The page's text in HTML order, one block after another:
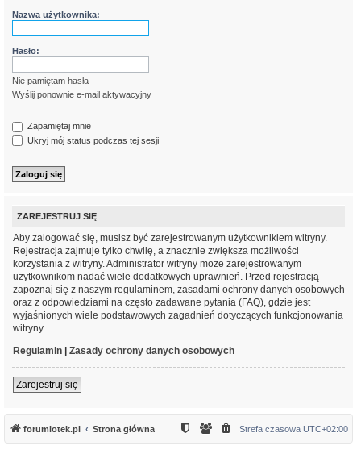
Nazwa użytkownika:
Hasło:
Nie pamiętam hasła
Wyślij ponownie e-mail aktywacyjny
Zapamiętaj mnie
Ukryj mój status podczas tej sesji
ZAREJESTRUJ SIĘ
Aby zalogować się, musisz być zarejestrowanym użytkownikiem witryny.
Rejestracja zajmuje tylko chwilę, a znacznie zwiększa możliwości
korzystania z witryny. Administrator witryny może zarejestrowanym
użytkownikom nadać wiele dodatkowych uprawnień. Przed rejestracją
zapoznaj się z naszym regulaminem, zasadami ochrony danych osobowych
oraz z odpowiedziami na często zadawane pytania (FAQ), gdzie jest
wyjaśnionych wiele podstawowych zagadnień dotyczących funkcjonowania
witryny.
Regulamin
Zasady ochrony danych osobowych
Zarejestruj się
forumlotek.pl Strona główna Strefa czasowa UTC+02:00